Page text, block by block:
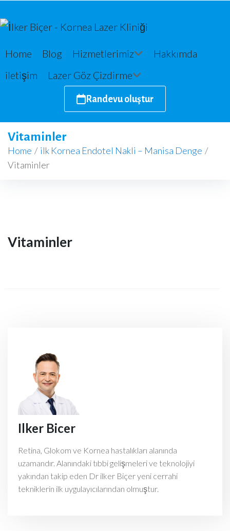
Home Blog Hizmetlerimiz
Hakkımda
iletişim
Lazer Göz Çizdirme
Randevu oluştur
Vitaminler
Home / ilk Kornea Endotel Nakli – Manisa Denge /
Vitaminler
Vitaminler
Ilker Bicer
Retina, Glokom ve Kornea hastalıkları alanında
uzamandır. Alanındaki tıbbi gelişmeleri ve teknolojiyi
yakından takip eden Dr ilker Biçer yeni cerrahi
tekniklerin ilk uygulayıcılarından olmuştur.